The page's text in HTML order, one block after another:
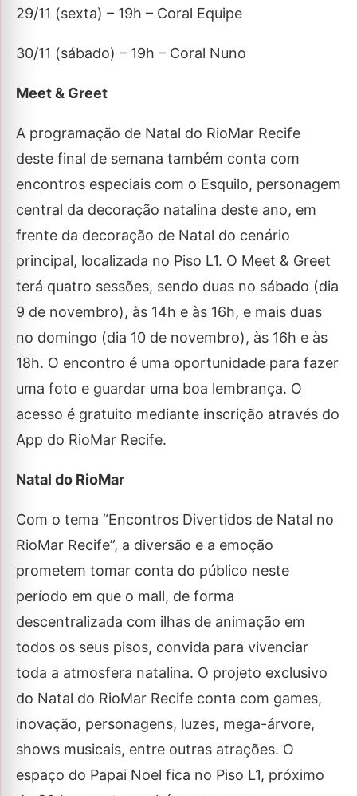
29/11 (sexta) – 19h – Coral Equipe
30/11 (sábado) – 19h – Coral Nuno
Meet & Greet
A programação de Natal do RioMar Recife
deste final de semana também conta com
encontros especiais com o Esquilo, personagem
central da decoração natalina deste ano, em
frente da decoração de Natal do cenário
principal, localizada no Piso L1. O Meet & Greet
terá quatro sessões, sendo duas no sábado (dia
9 de novembro), às 14h e às 16h, e mais duas
no domingo (dia 10 de novembro), às 16h e às
18h. O encontro é uma oportunidade para fazer
uma foto e guardar uma boa lembrança. O
acesso é gratuito mediante inscrição através do
App do RioMar Recife.
Natal do RioMar
Com o tema “Encontros Divertidos de Natal no
RioMar Recife”, a diversão e a emoção
prometem tomar conta do público neste
período em que o mall, de forma
descentralizada com ilhas de animação em
todos os seus pisos, convida para vivenciar
toda a atmosfera natalina. O projeto exclusivo
do Natal do RioMar Recife conta com games,
inovação, personagens, luzes, mega-árvore,
shows musicais, entre outras atrações. O
espaço do Papai Noel fica no Piso L1, próximo